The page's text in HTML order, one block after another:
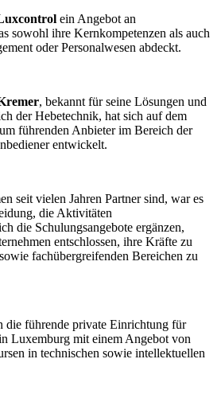
ein Angebot an
sowohl ihre Kernkompetenzen als auch
oder Personalwesen abdeckt.
, bekannt für seine Lösungen und
der Hebetechnik, hat sich auf dem
führenden Anbieter im Bereich der
entwickelt.
seit vielen Jahren Partner sind, war es
die Aktivitäten
die Schulungsangebote ergänzen,
entschlossen, ihre Kräfte zu
fachübergreifenden Bereichen zu
die führende private Einrichtung für
Luxemburg mit einem Angebot von
in technischen sowie intellektuellen